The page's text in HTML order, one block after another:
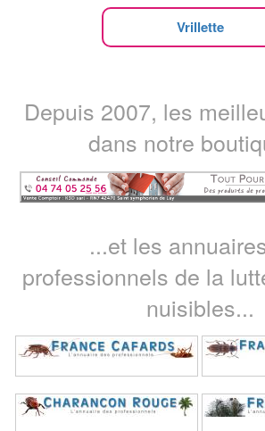
Vrillette
Depuis 2007, les
dans notre
...et les
professionnels de la
nuisibles...